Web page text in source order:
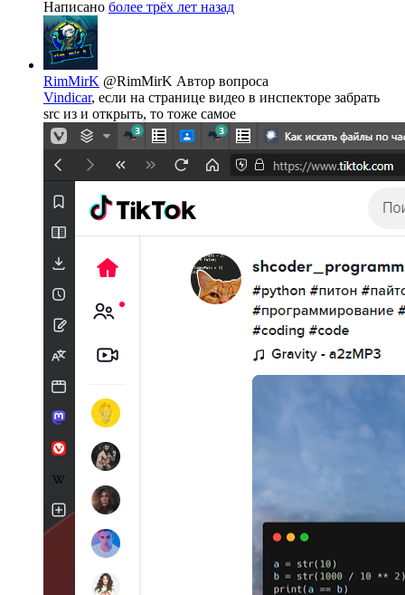
Написано более трёх лет назад
RimMirK @RimMirK Автор вопроса
Vindicar, если на странице видео в инспекторе забрать
src из и открыть, то тоже самое